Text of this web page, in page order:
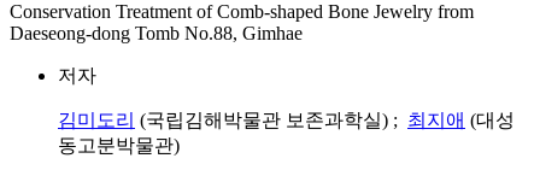
Conservation Treatment of Comb-shaped Bone Jewelry from
Daeseong-dong Tomb No.88, Gimhae
저자
김미도리 (국립김해박물관 보존과학실) ; 최지애 (대성
동고분박물관)